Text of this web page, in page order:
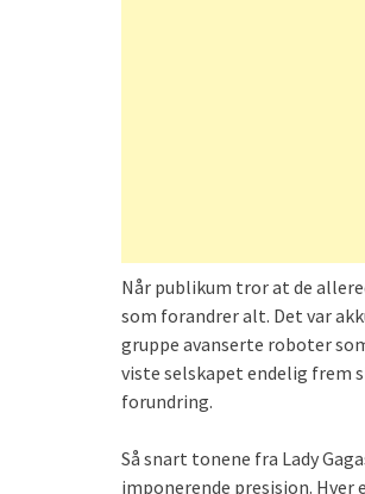
Når publikum tror at de
som forandrer alt. Det var
gruppe avanserte roboter
viste selskapet endelig frem
forundring.
Så snart tonene fra Lady
imponerende presisjon.